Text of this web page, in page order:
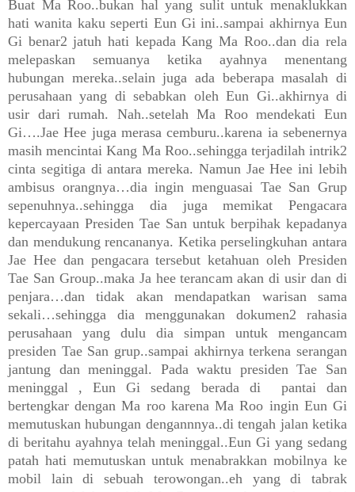
Buat Ma Roo..bukan hal yang sulit untuk menaklukkan
hati wanita kaku seperti Eun Gi ini..sampai akhirnya Eun
Gi benar2 jatuh hati kepada Kang Ma Roo..dan dia rela
melepaskan semuanya ketika ayahnya menentang
hubungan mereka..selain juga ada beberapa masalah di
perusahaan yang di sebabkan oleh Eun Gi..akhirnya di
usir dari rumah. Nah..setelah Ma Roo mendekati Eun
Gi….Jae Hee juga merasa cemburu..karena ia sebenernya
masih mencintai Kang Ma Roo..sehingga terjadilah intrik2
cinta segitiga di antara mereka. Namun Jae Hee ini lebih
ambisus orangnya…dia ingin menguasai Tae San Grup
sepenuhnya..sehingga dia juga memikat Pengacara
kepercayaan Presiden Tae San untuk berpihak kepadanya
dan mendukung rencananya. Ketika perselingkuhan antara
Jae Hee dan pengacara tersebut ketahuan oleh Presiden
Tae San Group..maka Ja hee terancam akan di usir dan di
penjara…dan tidak akan mendapatkan warisan sama
sekali…sehingga dia menggunakan dokumen2 rahasia
perusahaan yang dulu dia simpan untuk mengancam
presiden Tae San grup..sampai akhirnya terkena serangan
jantung dan meninggal. Pada waktu presiden Tae San
meninggal , Eun Gi sedang berada di
pantai dan
bertengkar dengan Ma roo karena Ma Roo ingin Eun Gi
memutuskan hubungan dengannnya..di tengah jalan ketika
di beritahu ayahnya telah meninggal..Eun Gi yang sedang
patah hati memutuskan untuk menabrakkan mobilnya ke
mobil lain di sebuah terowongan..eh yang di tabrak